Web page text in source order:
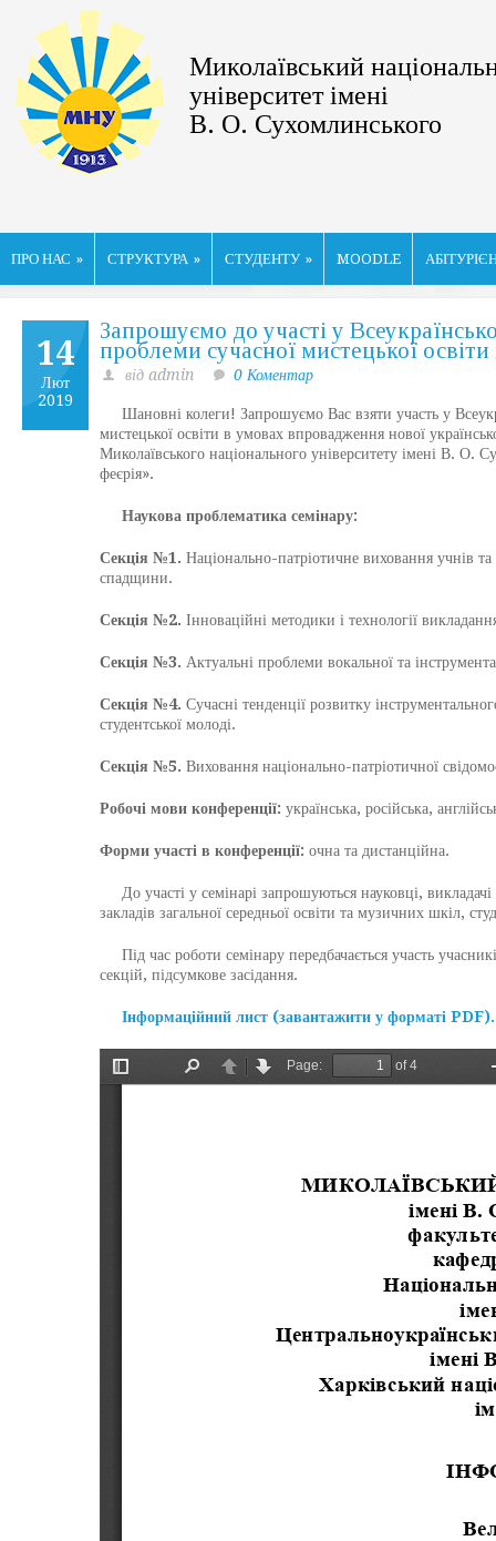
Миколаївський
університет імені
В. О. Сухомлинського
ПРО НАС » СТРУКТУРА » СТУДЕНТУ » MOODLE
14
Лют
2019
Запрошуємо до участі у
проблеми сучасної мистецької
від admin 0 Коментар
Шановні колеги! Запрошуємо Вас взяти участь у
мистецької освіти в умовах впровадження нової
Миколаївського національного університету імені В. О.
феєрія».
Наукова проблематика семінару:
Секція №1. Національно-патріотичне виховання учнів та
спадщини.
Секція №2. Інноваційні методики і технології
Секція №3. Актуальні проблеми вокальної та
Секція №4. Сучасні тенденції розвитку
студентської молоді.
Секція №5. Виховання національно-патріотичної
Робочі мови конференції: українська, російська,
Форми участі в конференції: очна та дистанційна.
До участі у семінарі запрошуються науковці, викладачі
закладів загальної середньої освіти та музичних шкіл,
Під час роботи семінару передбачається участь
секцій, підсумкове засідання.
Інформаційний лист (завантажити у форматі PDF).